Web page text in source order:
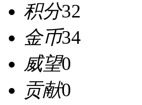
积分32
金币34
威望0
贡献0